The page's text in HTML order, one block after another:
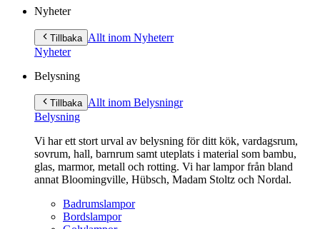
innehåll
Nyheter
Tillbaka Allt inom Nyheterr
Nyheter
Belysning
Tillbaka Allt inom Belysningr
Belysning
Vi har ett stort urval av belysning för ditt kök, vardagsrum,
sovrum, hall, barnrum samt uteplats i material som bambu,
glas, marmor, metall och rotting. Vi har lampor från bland
annat Bloomingville, Hübsch, Madam Stoltz och Nordal.
Badrumslampor
Bordslampor